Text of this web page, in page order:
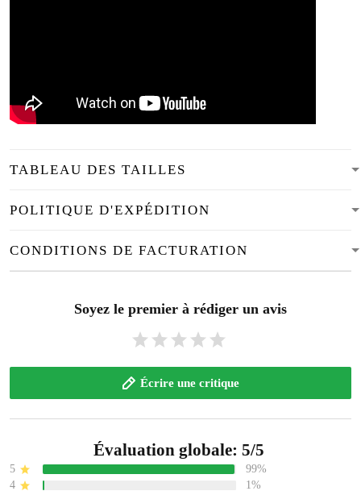
TABLEAU DES TAILLES
POLITIQUE D'EXPÉDITION
CONDITIONS DE FACTURATION
Soyez le premier à rédiger un avis
Écrire une critique
Évaluation globale: 5/5
5
99%
4
1%